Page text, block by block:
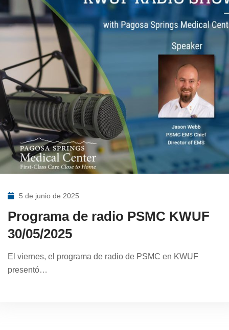
5 de junio de 2025
Programa de radio PSMC KWUF
30/05/2025
El viernes, el programa de radio de PSMC en KWUF
presentó…